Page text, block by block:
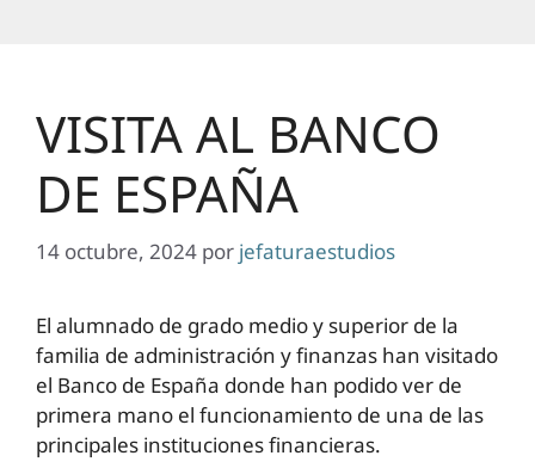
VISITA AL BANCO
DE ESPAÑA
14 octubre, 2024 por jefaturaestudios
El alumnado de grado medio y superior de la
familia de administración y finanzas han visitado
el Banco de España donde han podido ver de
primera mano el funcionamiento de una de las
principales instituciones financieras.